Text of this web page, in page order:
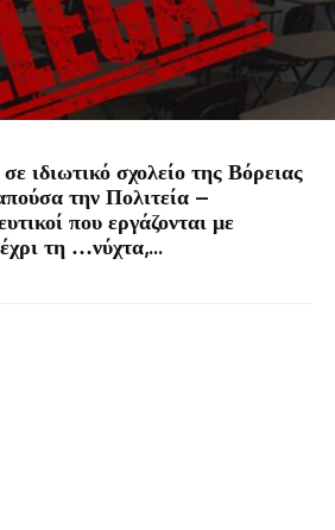
ιδιωτικό σχολείο της Βόρειας
την Πολιτεία –
που εργάζονται με
τη …νύχτα,...